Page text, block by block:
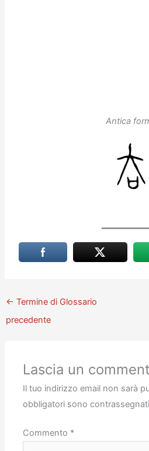
Antica
← Termine di Glossario
precedente
Lascia un
Il tuo indirizzo email non sarà
obbligatori sono contrassegnati
Commento *